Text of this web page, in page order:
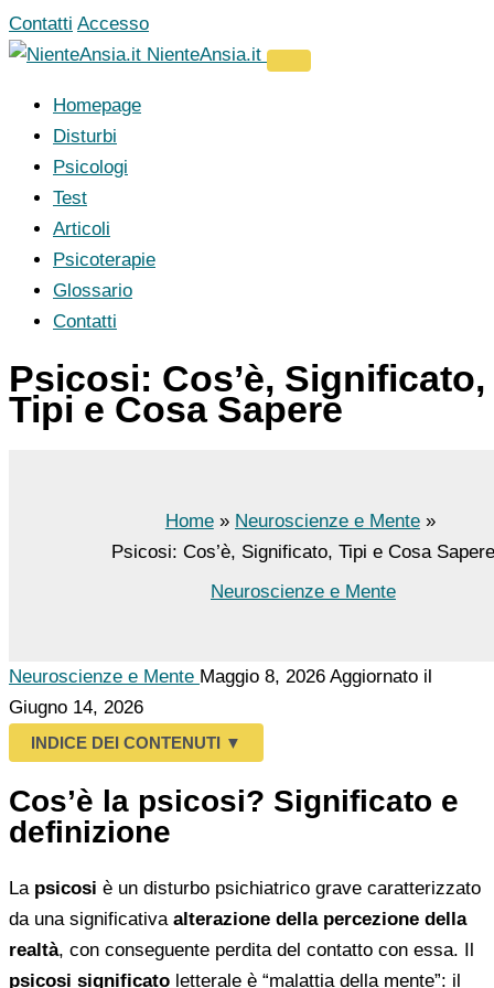
Vai
al
Contatti Accesso
NienteAnsia.it
Homepage
Disturbi
Psicologi
Test
Articoli
Psicoterapie
Glossario
Contatti
Psicosi: Cos’è, Significato,
Tipi e Cosa Sapere
Home
Neuroscienze e Mente
Psicosi: Cos’è, Significato, Tipi e Cosa Sapere
Neuroscienze e Mente
Neuroscienze e Mente Maggio 8, 2026 Aggiornato il
Giugno 14, 2026
INDICE DEI CONTENUTI ▼
Cos’è la psicosi? Significato e
definizione
La psicosi è un disturbo psichiatrico grave caratterizzato
da una significativa alterazione della percezione della
realtà, con conseguente perdita del contatto con essa. Il
psicosi significato letterale è “malattia della mente”: il